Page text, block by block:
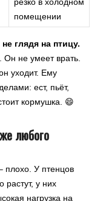
помещении
глядя на птицу.
Он не умеет врать.
уходит. Ему
ест, пьёт,
кормушка. 😄
любого
плохо. У птенцов
у них
нагрузка на